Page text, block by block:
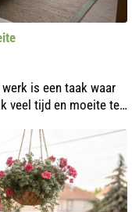
is een taak waar
veel tijd en moeite te